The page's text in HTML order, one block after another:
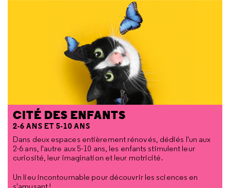
CITÉ DES ENFANTS
2-6 ANS ET 5-10 ANS
Dans deux espaces entièrement rénovés, dédiés l'un aux
2-6 ans, l'autre aux 5-10 ans, les enfants stimulent leur
curiosité, leur imagination et leur motricité.
Un lieu incontournable pour découvrir les sciences en